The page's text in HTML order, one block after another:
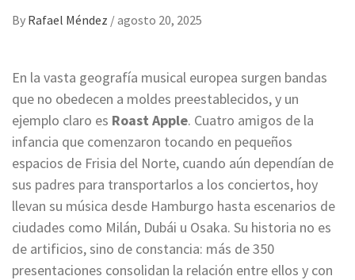
By Rafael Méndez /agosto 20, 2025
En la vasta geografía musical europea surgen bandas
que no obedecen a moldes preestablecidos, y un
ejemplo claro es Roast Apple. Cuatro amigos de la
infancia que comenzaron tocando en pequeños
espacios de Frisia del Norte, cuando aún dependían de
sus padres para transportarlos a los conciertos, hoy
llevan su música desde Hamburgo hasta escenarios de
ciudades como Milán, Dubái u Osaka. Su historia no es
de artificios, sino de constancia: más de 350
presentaciones consolidan la relación entre ellos y con